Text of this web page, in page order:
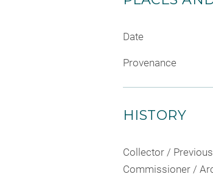
Date
Provenance
HISTORY
Collector /
Commissioner /